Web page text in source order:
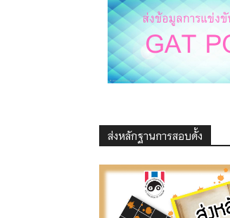
ส่งหลักฐานการสอบดั้ง